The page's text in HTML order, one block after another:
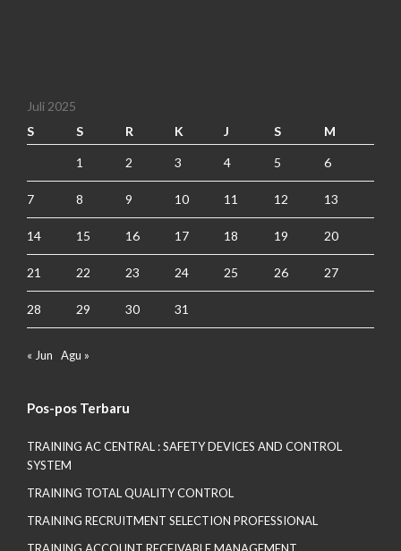
Juli 2025
S
S R K J S M
1 2 3 4 5 6
7 8 9 10 11 12 13
14 15 16 17 18 19 20
21 22 23 24 25 26 27
28 29 30 31
« Jun Agu »
Pos-pos Terbaru
TRAINING AC CENTRAL : SAFETY DEVICES AND CONTROL
SYSTEM
TRAINING TOTAL QUALITY CONTROL
TRAINING RECRUITMENT SELECTION PROFESSIONAL